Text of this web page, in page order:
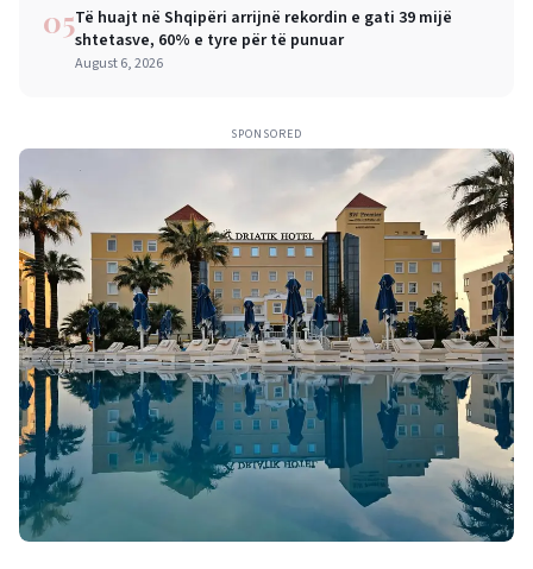
05Të huajt në Shqipëri arrijnë rekordin e gati 39 mijë
shtetasve, 60% e tyre për të punuar
August 6, 2026
SPONSORED